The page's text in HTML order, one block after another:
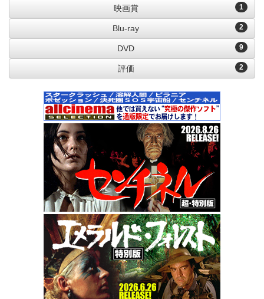
1
映画賞
2
Blu-ray
9
DVD
2
評価